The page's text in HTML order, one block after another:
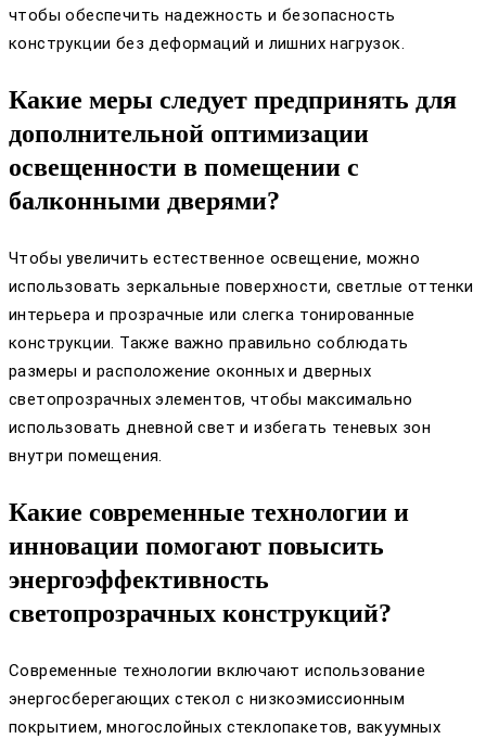
чтобы обеспечить надежность и безопасность
конструкции без деформаций и лишних нагрузок.
Какие меры следует предпринять для
дополнительной оптимизации
освещенности в помещении с
балконными дверями?
Чтобы увеличить естественное освещение, можно
использовать зеркальные поверхности, светлые оттенки
интерьера и прозрачные или слегка тонированные
конструкции. Также важно правильно соблюдать
размеры и расположение оконных и дверных
светопрозрачных элементов, чтобы максимально
использовать дневной свет и избегать теневых зон
внутри помещения.
Какие современные технологии и
инновации помогают повысить
энергоэффективность
светопрозрачных конструкций?
Современные технологии включают использование
энергосберегающих стекол с низкоэмиссионным
покрытием, многослойных стеклопакетов, вакуумных